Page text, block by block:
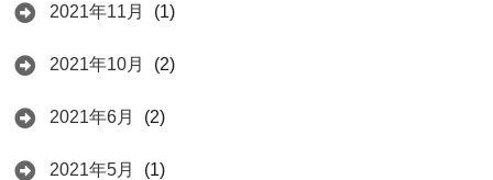
2021年11月 (1)
2021年10月 (2)
2021年6月 (2)
2021年5月 (1)